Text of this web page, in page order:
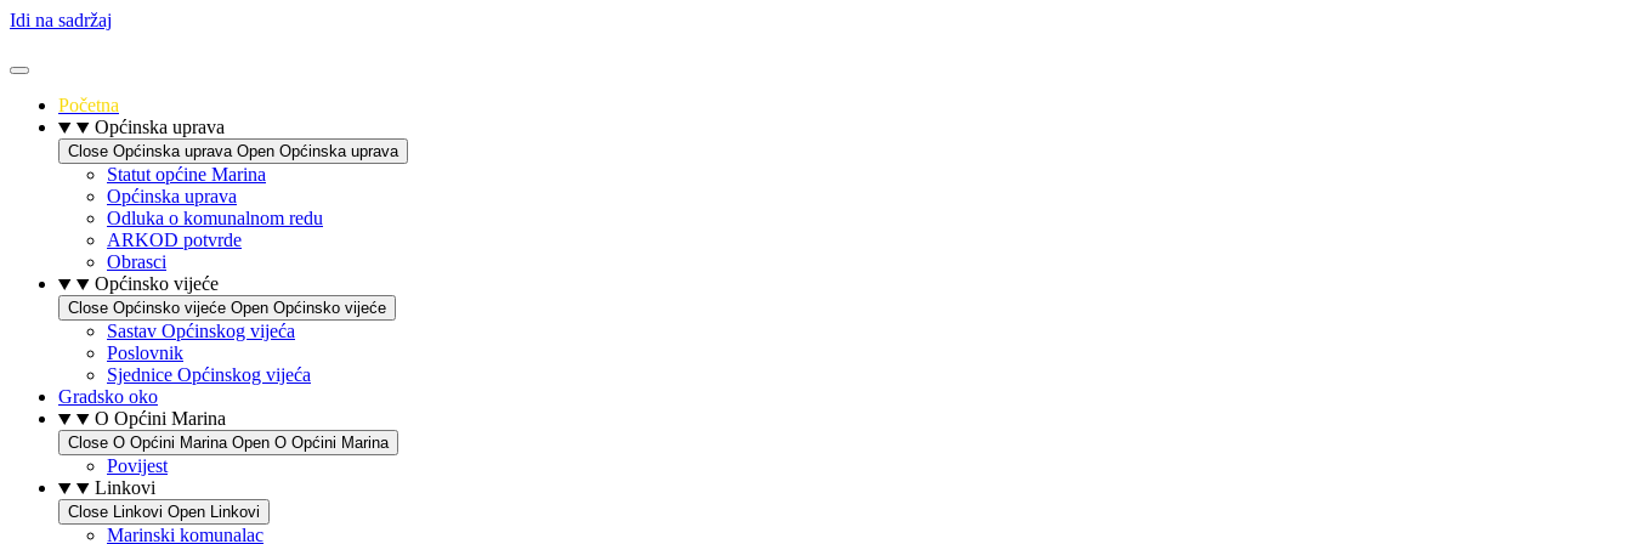
Idi na sadržaj
Početna
Općinska uprava
Close Općinska uprava Open Općinska uprava
Statut općine Marina
Općinska uprava
Odluka o komunalnom redu
ARKOD potvrde
Obrasci
Općinsko vijeće
Close Općinsko vijeće Open Općinsko vijeće
Sastav Općinskog vijeća
Poslovnik
Sjednice Općinskog vijeća
Gradsko oko
O Općini Marina
Close O Općini Marina Open O Općini Marina
Povijest
Linkovi
Close Linkovi Open Linkovi
Marinski komunalac